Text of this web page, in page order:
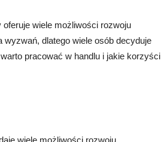
wiele możliwości rozwoju
wyzwań, dlatego wiele osób decyduje
pracować w handlu i jakie korzyści
wiele możliwości rozwoju